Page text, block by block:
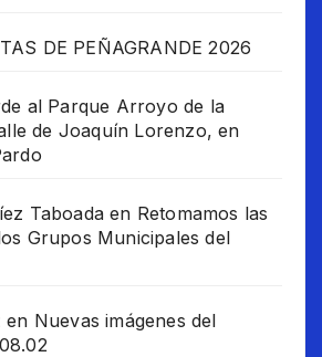
DE PEÑAGRANDE 2026
al Parque Arroyo de la
de Joaquín Lorenzo, en
Taboada en Retomamos las
Grupos Municipales del
en Nuevas imágenes del